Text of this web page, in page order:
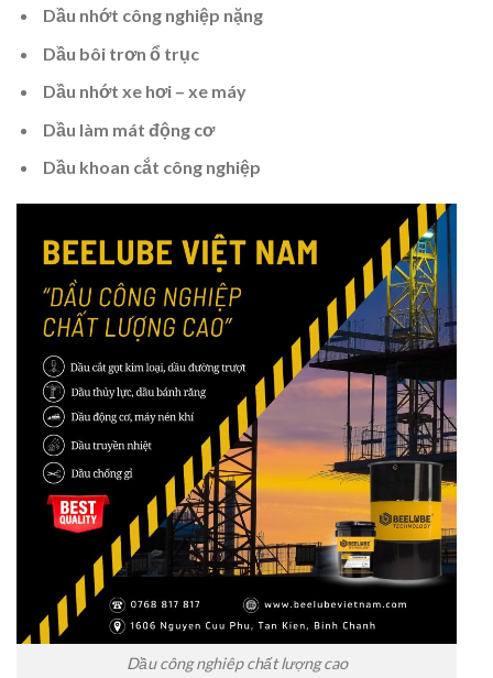
Dầu nhớt công nghiệp nặng
Dầu bôi trơn ổ trục
Dầu nhớt xe hơi – xe máy
Dầu làm mát động cơ
Dầu khoan cắt công nghiệp
Dầu công nghiêp chất lượng cao